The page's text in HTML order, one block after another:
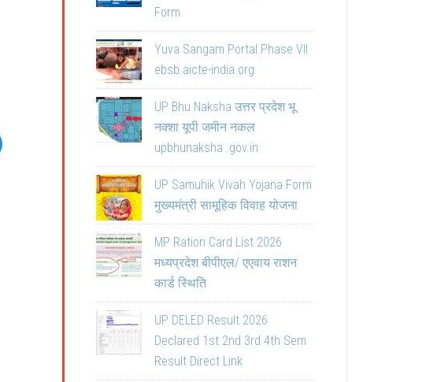
Form
Yuva Sangam Portal Phase VII
ebsb.aicte-india.org
UP Bhu Naksha उत्तर प्रदेश भू
नक्शा यूपी जमीन नकल
upbhunaksha .gov.in
UP Samuhik Vivah Yojana Form
मुख्यमंत्री सामूहिक विवाह योजना
MP Ration Card List 2026
मध्यप्रदेश बीपीएल/ एएवाय राशन
कार्ड स्थिति
UP DELED Result 2026
Declared 1st 2nd 3rd 4th Sem
Result Direct Link